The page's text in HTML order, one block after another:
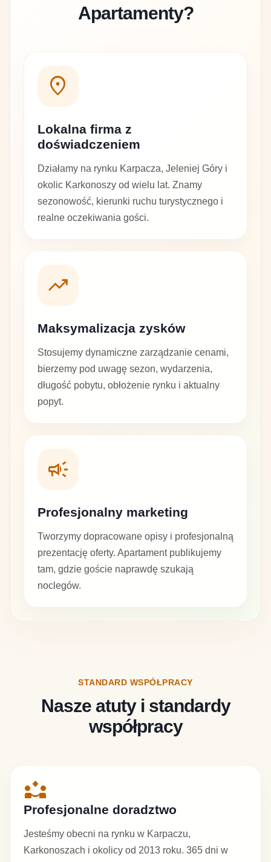
Apartamenty?
location_on
Lokalna firma z
doświadczeniem
Działamy na rynku Karpacza, Jeleniej Góry i
okolic Karkonoszy od wielu lat. Znamy
sezonowość, kierunki ruchu turystycznego i
realne oczekiwania gości.
trending_up
Maksymalizacja zysków
Stosujemy dynamiczne zarządzanie cenami,
bierzemy pod uwagę sezon, wydarzenia,
długość pobytu, obłożenie rynku i aktualny
popyt.
campaign
Profesjonalny marketing
Tworzymy dopracowane opisy i profesjonalną
prezentację oferty. Apartament publikujemy
tam, gdzie goście naprawdę szukają
noclegów.
STANDARD WSPÓŁPRACY
Nasze atuty i standardy
współpracy
partner_exchange
Profesjonalne doradztwo
Jesteśmy obecni na rynku w Karpaczu,
Karkonoszach i okolicy od 2013 roku. 365 dni w